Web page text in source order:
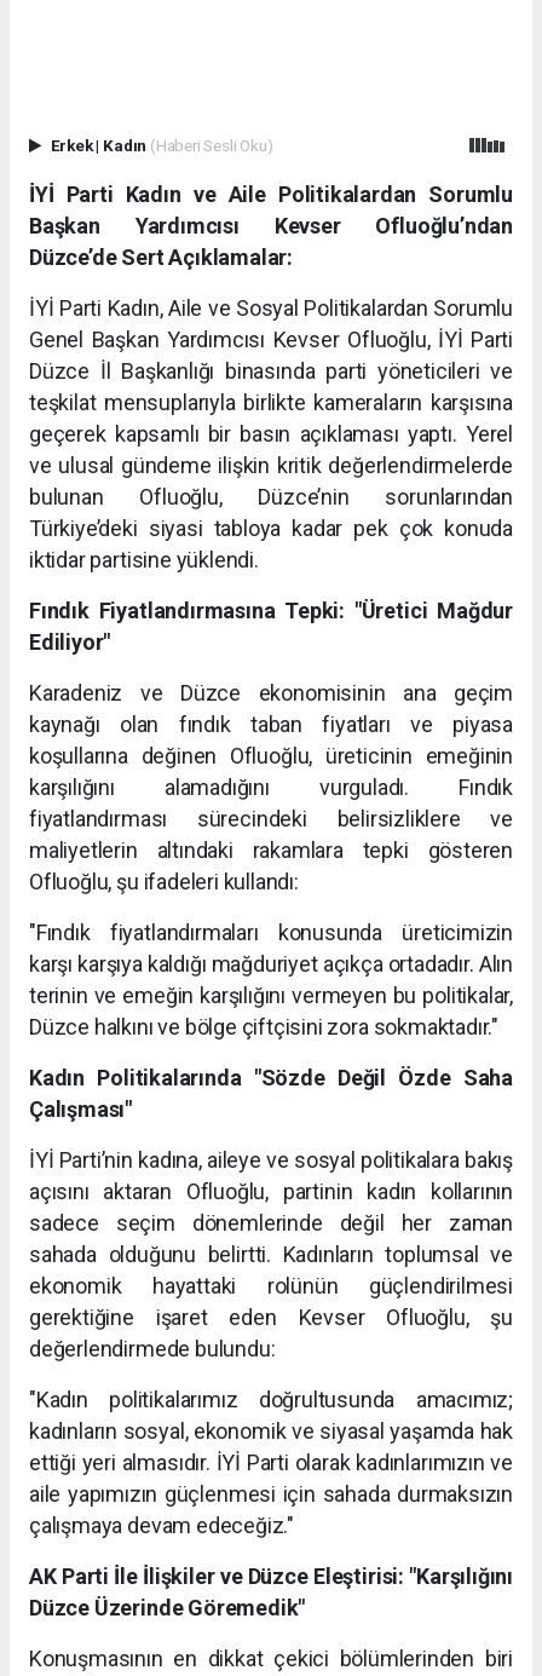
Erkek| Kadın (Haberi Sesli Oku)
İYİ Parti Kadın ve Aile Politikalardan Sorumlu
Başkan Yardımcısı Kevser Ofluoğlu’ndan
Düzce’de Sert Açıklamalar:
İYİ Parti Kadın, Aile ve Sosyal Politikalardan Sorumlu
Genel Başkan Yardımcısı Kevser Ofluoğlu, İYİ Parti
Düzce İl Başkanlığı binasında parti yöneticileri ve
teşkilat mensuplarıyla birlikte kameraların karşısına
geçerek kapsamlı bir basın açıklaması yaptı. Yerel
ve ulusal gündeme ilişkin kritik değerlendirmelerde
bulunan Ofluoğlu, Düzce’nin sorunlarından
Türkiye’deki siyasi tabloya kadar pek çok konuda
iktidar partisine yüklendi.
Fındık Fiyatlandırmasına Tepki: "Üretici Mağdur
Ediliyor"
Karadeniz ve Düzce ekonomisinin ana geçim
kaynağı olan fındık taban fiyatları ve piyasa
koşullarına değinen Ofluoğlu, üreticinin emeğinin
karşılığını alamadığını vurguladı. Fındık
fiyatlandırması sürecindeki belirsizliklere ve
maliyetlerin altındaki rakamlara tepki gösteren
Ofluoğlu, şu ifadeleri kullandı:
"Fındık fiyatlandırmaları konusunda üreticimizin
karşı karşıya kaldığı mağduriyet açıkça ortadadır. Alın
terinin ve emeğin karşılığını vermeyen bu politikalar,
Düzce halkını ve bölge çiftçisini zora sokmaktadır."
Kadın Politikalarında "Sözde Değil Özde Saha
Çalışması"
İYİ Parti’nin kadına, aileye ve sosyal politikalara bakış
açısını aktaran Ofluoğlu, partinin kadın kollarının
sadece seçim dönemlerinde değil her zaman
sahada olduğunu belirtti. Kadınların toplumsal ve
ekonomik hayattaki rolünün güçlendirilmesi
gerektiğine işaret eden Kevser Ofluoğlu, şu
değerlendirmede bulundu:
"Kadın politikalarımız doğrultusunda amacımız;
kadınların sosyal, ekonomik ve siyasal yaşamda hak
ettiği yeri almasıdır. İYİ Parti olarak kadınlarımızın ve
aile yapımızın güçlenmesi için sahada durmaksızın
çalışmaya devam edeceğiz."
AK Parti İle İlişkiler ve Düzce Eleştirisi: "Karşılığını
Düzce Üzerinde Göremedik"
Konuşmasının en dikkat çekici bölümlerinden biri